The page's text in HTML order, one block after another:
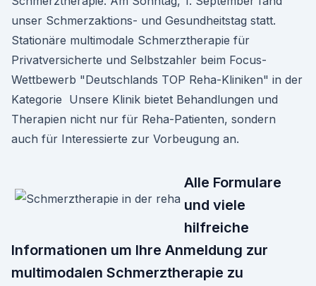
unser Schmerzaktions- und Gesundheitstag statt.
Stationäre multimodale Schmerztherapie für
Privatversicherte und Selbstzahler beim Focus-
Wettbewerb "Deutschlands TOP Reha-Kliniken" in der
Kategorie Unsere Klinik bietet Behandlungen und
Therapien nicht nur für Reha-Patienten, sondern
auch für Interessierte zur Vorbeugung an.
Alle Formulare
und viele
hilfreiche
Informationen um Ihre Anmeldung zur
multimodalen Schmerztherapie zu